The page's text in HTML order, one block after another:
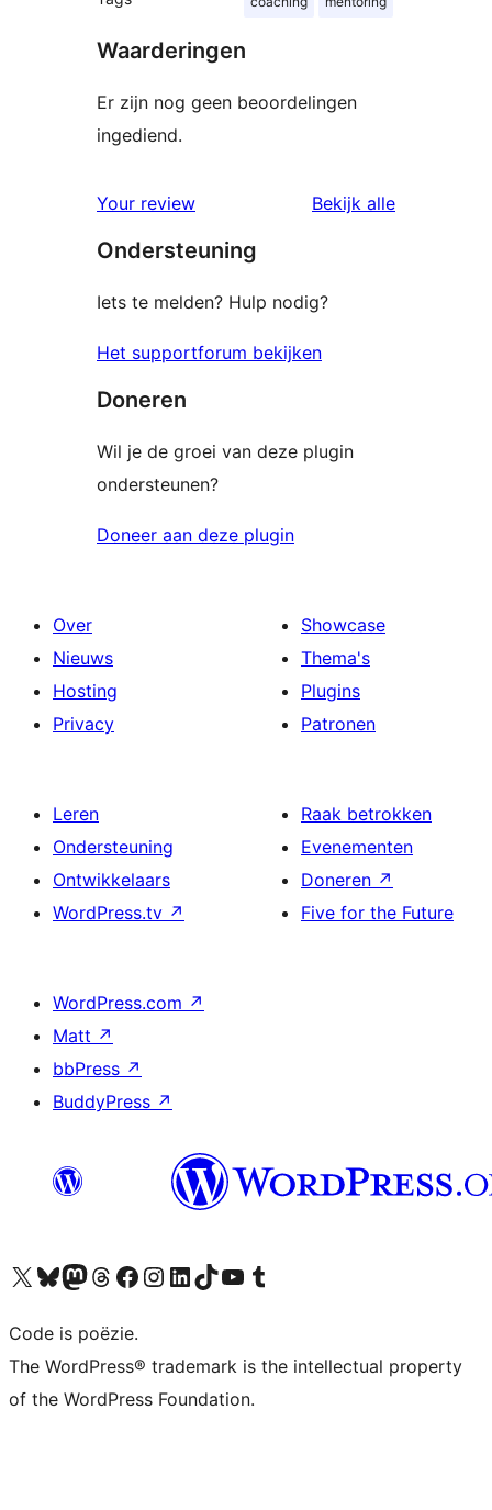
Waarderingen
Er zijn nog geen beoordelingen
ingediend.
Your review Bekijk alle
Ondersteuning
Iets te melden? Hulp nodig?
Het supportforum bekijken
Doneren
Wil je de groei van deze plugin
ondersteunen?
Doneer aan deze plugin
Over
Nieuws
Hosting
Privacy
Showcase
Thema's
Plugins
Patronen
Leren
Ondersteuning
Ontwikkelaars
WordPress.tv ↗
Raak betrokken
Evenementen
Doneren ↗
Five for the Future
WordPress.com ↗
Matt ↗
bbPress ↗
BuddyPress ↗
Bezoek ons X (voorheen Twitter) account
Bezoek ons Bluesky account
Bezoek ons Mastodon account
Bezoek ons Threads account
Onze Facebook pagina bezoeken
Bezoek ons Instagram account
Bezoek ons LinkedIn account
Bezoek ons TikTok account
Bezoek ons YouTube kanaalBezoek ons Tumblr account
Code is poëzie.
The WordPress® trademark is the intellectual property
of the WordPress Foundation.